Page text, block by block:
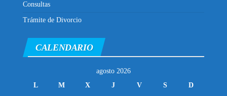
Consultas
Trámite de Divorcio
CALENDARIO
agosto 2026
L
M X J V S D